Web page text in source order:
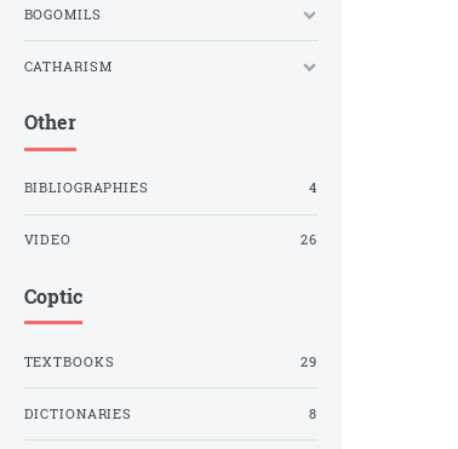
BOGOMILS
CATHARISM
Other
BIBLIOGRAPHIES 4
VIDEO 26
Coptic
TEXTBOOKS 29
DICTIONARIES 8